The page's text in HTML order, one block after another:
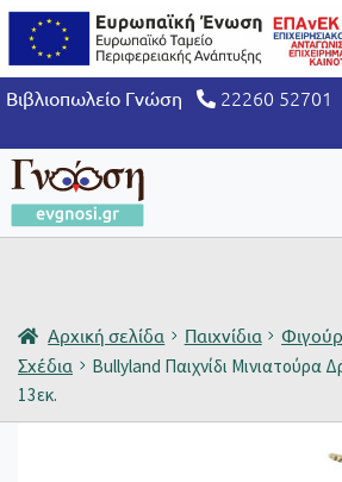
Βιβλιοπωλείο Γνώση 22260 52701
Αρχική σελίδα Παιχνίδια
Σχέδια
Bullyland Παιχνίδι Μινιατούρα
13εκ.